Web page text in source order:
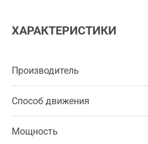
ХАРАКТЕРИСТИКИ
Производитель
Способ движения
Мощность